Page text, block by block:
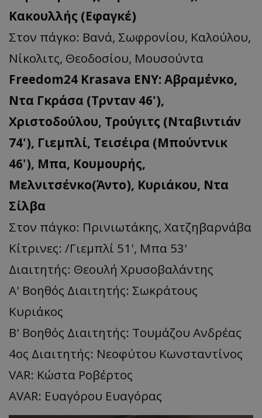
Κακουλλής (Εφαγκέ)
Στον πάγκο: Βανά, Σωφρονίου, Καλούλου,
Νίκολιτς, Θεοδοσίου, Μουσούντα
Freedom24 Krasava ΕΝΥ: Αβραμένκο,
Ντα Γκράσα (Τρνταν 46'),
Χριστοδούλου, Τρούγιτς (Νταβιντιάν
74'), Γιεμπλί, Τεισέιρα (Μπούντνικ
46'), Μπα, Κουμουρής,
Μελνιτσένκο(Άντο), Κυριάκου, Ντα
Σίλβα
Στον πάγκο: Πρινιωτάκης, Χατζηβαρνάβα
Κίτρινες: /Γιεμπλί 51', Μπα 53'
Διαιτητής: Θεουλή Χρυσοβαλάντης
Α' Βοηθός Διαιτητής: Σωκράτους
Κυριάκος
Β' Βοηθός Διαιτητής: Τουμάζου Ανδρέας
4ος Διαιτητής: Νεοφύτου Κωνσταντίνος
VAR: Κώστα Ροβέρτος
AVAR: Ευαγόρου Ευαγόρας